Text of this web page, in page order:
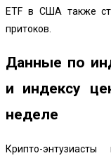
ETF в США также
притоков.
Данные по
и индексу
неделе
Крипто-